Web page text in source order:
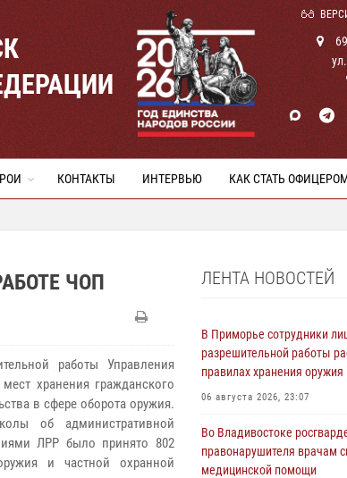
КОНТАКТЫ ИНТЕРВЬЮ КАК СТАТЬ
ЧОП
работы Управления
хранения гражданского
в сфере оборота оружия.
об административной
ЛРР было принято 802
и частной охранной
ЛЕНТА НОВОСТЕЙ
В Приморье сотрудники
разрешительной работы
правилах хранения оружия
06 августа 2026, 23:07
Во Владивостоке
правонарушителя врачам
медицинской помощи